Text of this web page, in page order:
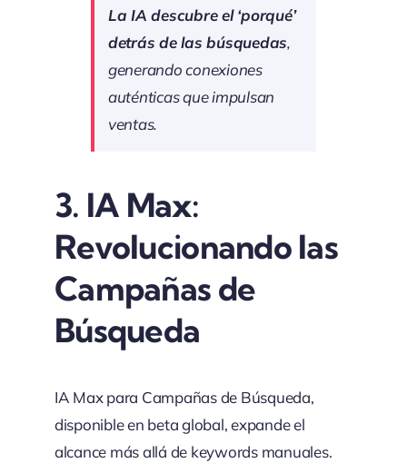
La IA descubre el ‘porqué’
detrás de las búsquedas,
generando conexiones
auténticas que impulsan
ventas.
3. IA Max:
Revolucionando las
Campañas de
Búsqueda
IA Max para Campañas de Búsqueda,
disponible en beta global, expande el
alcance más allá de keywords manuales.